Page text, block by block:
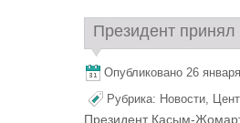
Президент
Опубликовано 26
Рубрика: Новости,
Президент Касым-